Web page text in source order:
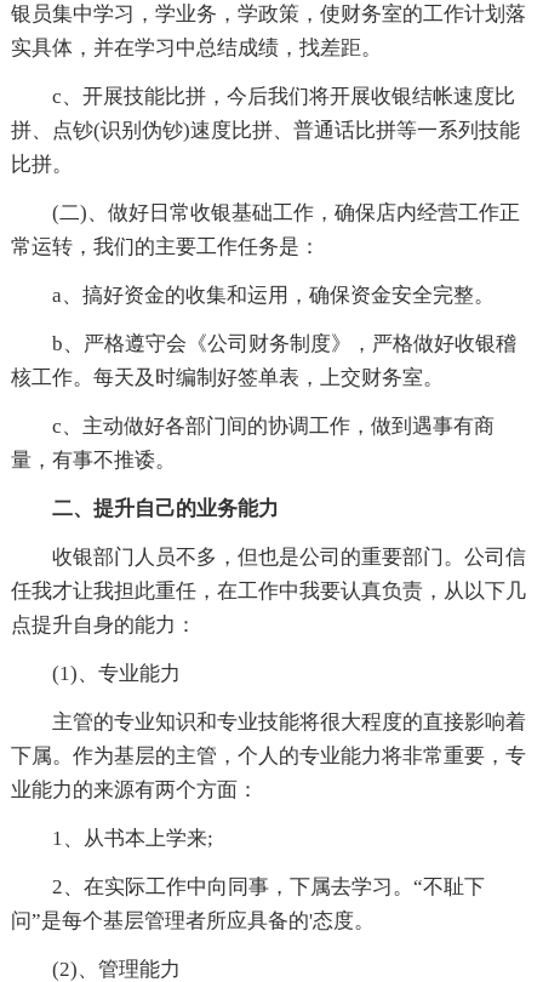
银员集中学习，学业务，学政策，使财务室的工作计划落
实具体，并在学习中总结成绩，找差距。
c、开展技能比拼，今后我们将开展收银结帐速度比
拼、点钞(识别伪钞)速度比拼、普通话比拼等一系列技能
比拼。
(二)、做好日常收银基础工作，确保店内经营工作正
常运转，我们的主要工作任务是：
a、搞好资金的收集和运用，确保资金安全完整。
b、严格遵守会《公司财务制度》，严格做好收银稽
核工作。每天及时编制好签单表，上交财务室。
c、主动做好各部门间的协调工作，做到遇事有商
量，有事不推诿。
二、提升自己的业务能力
收银部门人员不多，但也是公司的重要部门。公司信
任我才让我担此重任，在工作中我要认真负责，从以下几
点提升自身的能力：
(1)、专业能力
主管的专业知识和专业技能将很大程度的直接影响着
下属。作为基层的主管，个人的专业能力将非常重要，专
业能力的来源有两个方面：
1、从书本上学来;
2、在实际工作中向同事，下属去学习。“不耻下
问”是每个基层管理者所应具备的'态度。
(2)、管理能力